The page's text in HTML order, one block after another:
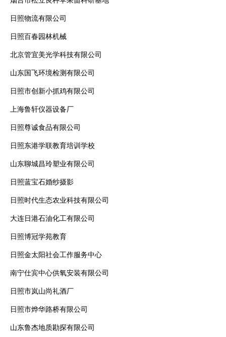
日照物流有限公司
日照百春园林机械
北京管宜美光学科技有限公司
山东国飞环境检测有限公司
日照市创新小抓鸡有限公司
上海鲁轩仪器设备厂
日照尊诚食品有限公司
日照东港学联教育培训学校
山东聊城昌玲塑业有限公司
日照蓝宝石婚纱摄影
日照时代生态农业科技有限公司
大连日港石油化工有限公司
日照博冠学苑教育
日照金太阳社会工作服务中心
南宁仕宾中心供氧安装有限公司
日照市岚山尚礼酒厂
日照市烨华路桥有限公司
山东鲁杰地质勘探有限公司